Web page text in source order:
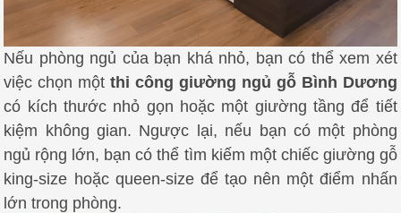
Nếu phòng ngủ của bạn khá nhỏ, bạn có thể xem xét
việc chọn mộtthi công giường ngủ gỗ Bình Dương
có kích thước nhỏ gọn hoặc một giường tầng để tiết
kiệm không gian. Ngược lại, nếu bạn có một phòng
ngủ rộng lớn, bạn có thể tìm kiếm một chiếc giường gỗ
king-size hoặc queen-size để tạo nên một điểm nhấn
lớn trong phòng.